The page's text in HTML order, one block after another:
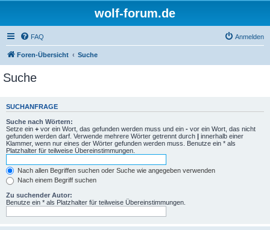
wolf-forum.de
FAQ Anmelden
Foren-Übersicht Suche
Suche
SUCHANFRAGE
Suche nach Wörtern:
Setze ein + vor ein Wort, das gefunden werden muss und ein - vor ein Wort, das nicht
gefunden werden darf. Verwende mehrere Wörter getrennt durch | innerhalb einer
Klammer, wenn nur eines der Wörter gefunden werden muss. Benutze ein * als
Platzhalter für teilweise Übereinstimmungen.
Nach allen Begriffen suchen oder Suche wie angegeben verwenden
Nach einem Begriff suchen
Zu suchender Autor:
Benutze ein * als Platzhalter für teilweise Übereinstimmungen.